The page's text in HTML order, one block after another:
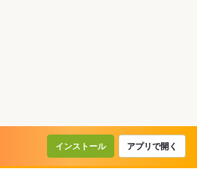
インストール アプリで開く